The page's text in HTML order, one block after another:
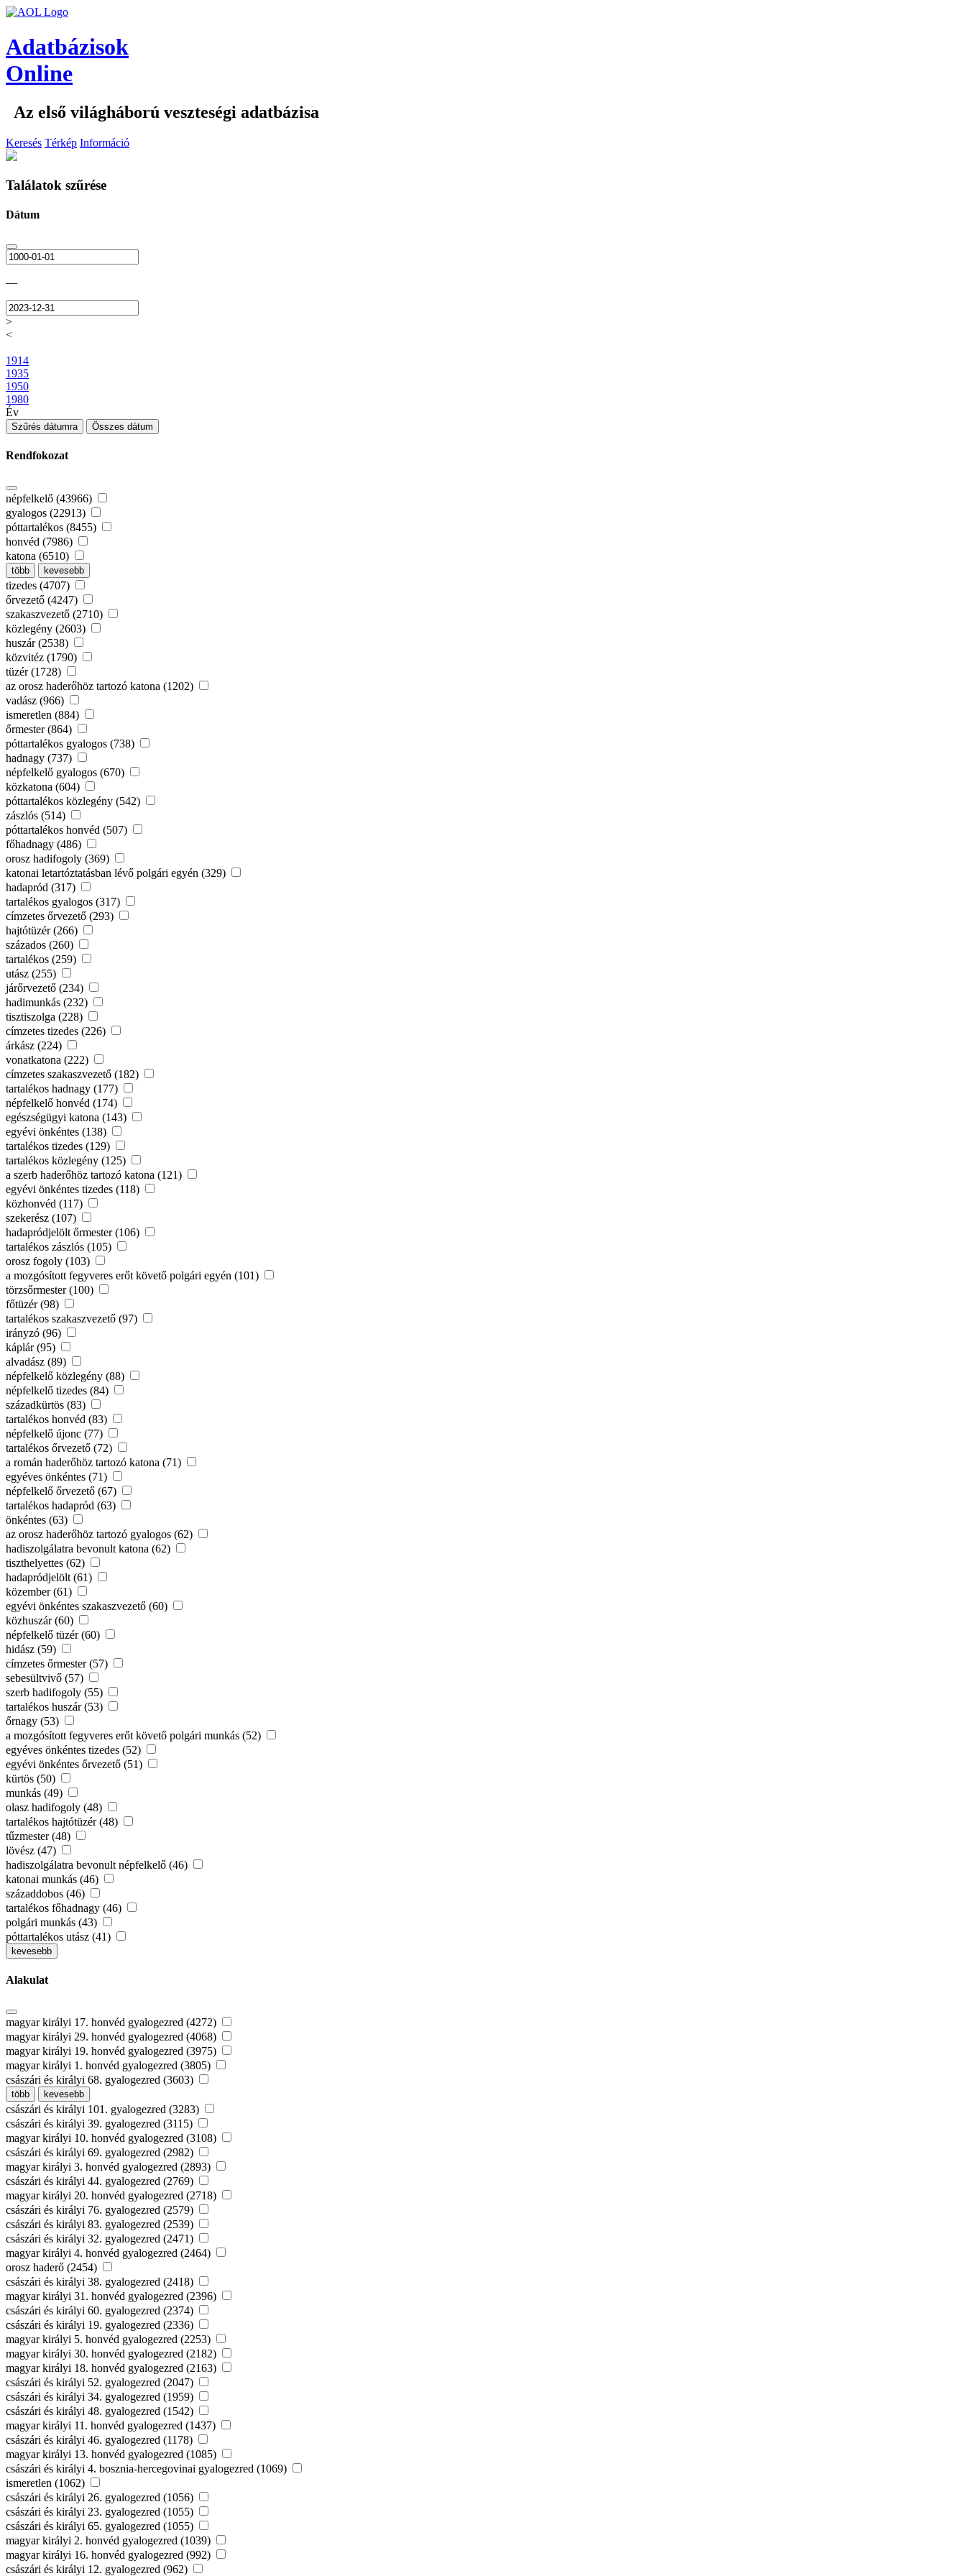
Adatbázisok
Online
Az első világháború veszteségi adatbázisa
Keresés Térkép Információ
Találatok szűrése
Dátum
—
>
<
1914
1935
1950
1980
Év
Szűrés dátumra Összes dátum
Rendfokozat
népfelkelő (43966)
gyalogos (22913)
póttartalékos (8455)
honvéd (7986)
katona (6510)
több kevesebb
tizedes (4707)
őrvezető (4247)
szakaszvezető (2710)
közlegény (2603)
huszár (2538)
közvitéz (1790)
tüzér (1728)
az orosz haderőhöz tartozó katona (1202)
vadász (966)
ismeretlen (884)
őrmester (864)
póttartalékos gyalogos (738)
hadnagy (737)
népfelkelő gyalogos (670)
közkatona (604)
póttartalékos közlegény (542)
zászlós (514)
póttartalékos honvéd (507)
főhadnagy (486)
orosz hadifogoly (369)
katonai letartóztatásban lévő polgári egyén (329)
hadapród (317)
tartalékos gyalogos (317)
címzetes őrvezető (293)
hajtótüzér (266)
százados (260)
tartalékos (259)
utász (255)
járőrvezető (234)
hadimunkás (232)
tisztiszolga (228)
címzetes tizedes (226)
árkász (224)
vonatkatona (222)
címzetes szakaszvezető (182)
tartalékos hadnagy (177)
népfelkelő honvéd (174)
egészségügyi katona (143)
egyévi önkéntes (138)
tartalékos tizedes (129)
tartalékos közlegény (125)
a szerb haderőhöz tartozó katona (121)
egyévi önkéntes tizedes (118)
közhonvéd (117)
szekerész (107)
hadapródjelölt őrmester (106)
tartalékos zászlós (105)
orosz fogoly (103)
a mozgósított fegyveres erőt követő polgári egyén (101)
törzsőrmester (100)
főtüzér (98)
tartalékos szakaszvezető (97)
irányzó (96)
káplár (95)
alvadász (89)
népfelkelő közlegény (88)
népfelkelő tizedes (84)
századkürtös (83)
tartalékos honvéd (83)
népfelkelő újonc (77)
tartalékos őrvezető (72)
a román haderőhöz tartozó katona (71)
egyéves önkéntes (71)
népfelkelő őrvezető (67)
tartalékos hadapród (63)
önkéntes (63)
az orosz haderőhöz tartozó gyalogos (62)
hadiszolgálatra bevonult katona (62)
tiszthelyettes (62)
hadapródjelölt (61)
közember (61)
egyévi önkéntes szakaszvezető (60)
közhuszár (60)
népfelkelő tüzér (60)
hidász (59)
címzetes őrmester (57)
sebesültvivő (57)
szerb hadifogoly (55)
tartalékos huszár (53)
őrnagy (53)
a mozgósított fegyveres erőt követő polgári munkás (52)
egyéves önkéntes tizedes (52)
egyévi önkéntes őrvezető (51)
kürtös (50)
munkás (49)
olasz hadifogoly (48)
tartalékos hajtótüzér (48)
tűzmester (48)
lövész (47)
hadiszolgálatra bevonult népfelkelő (46)
katonai munkás (46)
századdobos (46)
tartalékos főhadnagy (46)
polgári munkás (43)
póttartalékos utász (41)
kevesebb
Alakulat
magyar királyi 17. honvéd gyalogezred (4272)
magyar királyi 29. honvéd gyalogezred (4068)
magyar királyi 19. honvéd gyalogezred (3975)
magyar királyi 1. honvéd gyalogezred (3805)
császári és királyi 68. gyalogezred (3603)
több kevesebb
császári és királyi 101. gyalogezred (3283)
császári és királyi 39. gyalogezred (3115)
magyar királyi 10. honvéd gyalogezred (3108)
császári és királyi 69. gyalogezred (2982)
magyar királyi 3. honvéd gyalogezred (2893)
császári és királyi 44. gyalogezred (2769)
magyar királyi 20. honvéd gyalogezred (2718)
császári és királyi 76. gyalogezred (2579)
császári és királyi 83. gyalogezred (2539)
császári és királyi 32. gyalogezred (2471)
magyar királyi 4. honvéd gyalogezred (2464)
orosz haderő (2454)
császári és királyi 38. gyalogezred (2418)
magyar királyi 31. honvéd gyalogezred (2396)
császári és királyi 60. gyalogezred (2374)
császári és királyi 19. gyalogezred (2336)
magyar királyi 5. honvéd gyalogezred (2253)
magyar királyi 30. honvéd gyalogezred (2182)
magyar királyi 18. honvéd gyalogezred (2163)
császári és királyi 52. gyalogezred (2047)
császári és királyi 34. gyalogezred (1959)
császári és királyi 48. gyalogezred (1542)
magyar királyi 11. honvéd gyalogezred (1437)
császári és királyi 46. gyalogezred (1178)
magyar királyi 13. honvéd gyalogezred (1085)
császári és királyi 4. bosznia-hercegovinai gyalogezred (1069)
ismeretlen (1062)
császári és királyi 26. gyalogezred (1056)
császári és királyi 23. gyalogezred (1055)
császári és királyi 65. gyalogezred (1055)
magyar királyi 2. honvéd gyalogezred (1039)
magyar királyi 16. honvéd gyalogezred (992)
császári és királyi 12. gyalogezred (962)